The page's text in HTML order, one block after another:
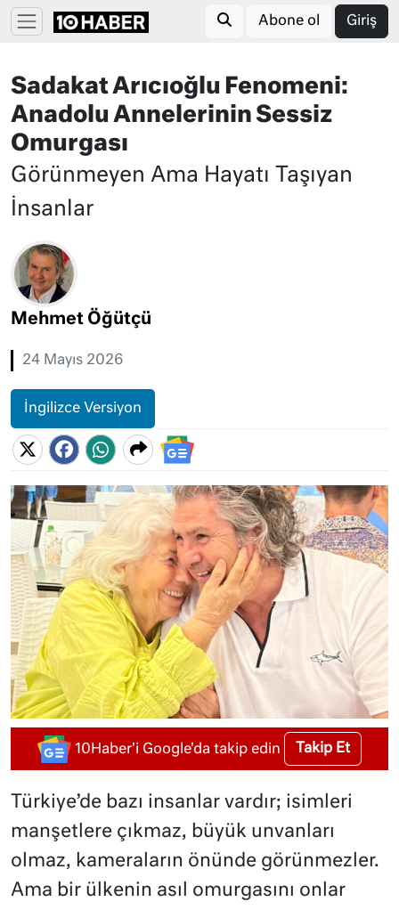
Abone ol Giriş
Sadakat Arıcıoğlu Fenomeni:
Anadolu Annelerinin Sessiz
Omurgası
Görünmeyen Ama Hayatı Taşıyan
İnsanlar
Mehmet Öğütçü
24 Mayıs 2026
İngilizce Versiyon
10Haber'i Google'da takip edin Takip Et
Türkiye’de bazı insanlar vardır; isimleri
manşetlere çıkmaz, büyük unvanları
olmaz, kameraların önünde görünmezler.
Ama bir ülkenin asıl omurgasını onlar